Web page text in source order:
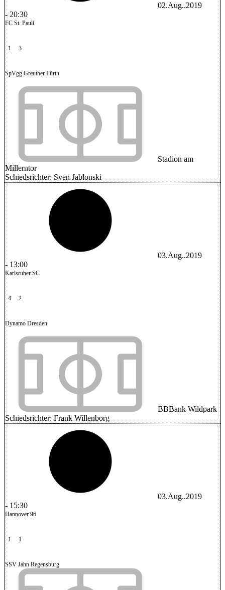
02.Aug..2019
- 20:30
FC St. Pauli
1 3
SpVgg Greuther Fürth
Stadion am
Millerntor
Schiedsrichter: Sven Jablonski
03.Aug..2019
- 13:00
Karlsruher SC
4 2
Dynamo Dresden
BBBank Wildpark
Schiedsrichter: Frank Willenborg
03.Aug..2019
- 15:30
Hannover 96
1 1
SSV Jahn Regensburg